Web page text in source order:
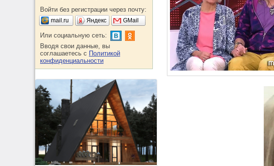
Войти без регистрации через почту:
mail.ru Яндекс GMail
Или социальную сеть:
Вводя свои данные, вы
соглашаетесь с Политикой
конфиденциальности